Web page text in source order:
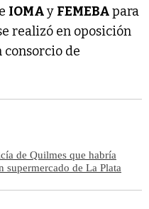
IOMAy FEMEBApara
realizó en oposición
consorcio de
de Quilmes que habría
supermercado de La Plata